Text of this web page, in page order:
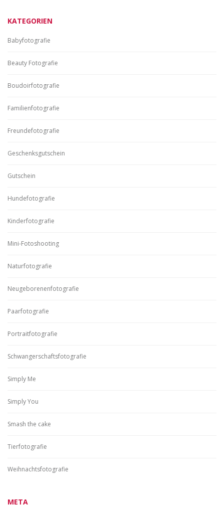
KATEGORIEN
Babyfotografie
Beauty Fotografie
Boudoirfotografie
Familienfotografie
Freundefotografie
Geschenksgutschein
Gutschein
Hundefotografie
Kinderfotografie
Mini-Fotoshooting
Naturfotografie
Neugeborenenfotografie
Paarfotografie
Portraitfotografie
Schwangerschaftsfotografie
Simply Me
Simply You
Smash the cake
Tierfotografie
Weihnachtsfotografie
META